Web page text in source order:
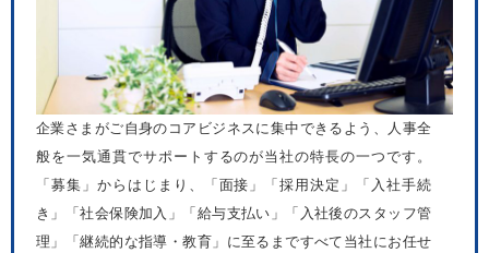
企業さまがご自身のコアビジネスに集中できるよう、人事全
般を一気通貫でサポートするのが当社の特長の一つです。
「募集」からはじまり、「面接」「採用決定」「入社手続
き」「社会保険加入」「給与支払い」「入社後のスタッフ管
理」「継続的な指導・教育」に至るまですべて当社にお任せ